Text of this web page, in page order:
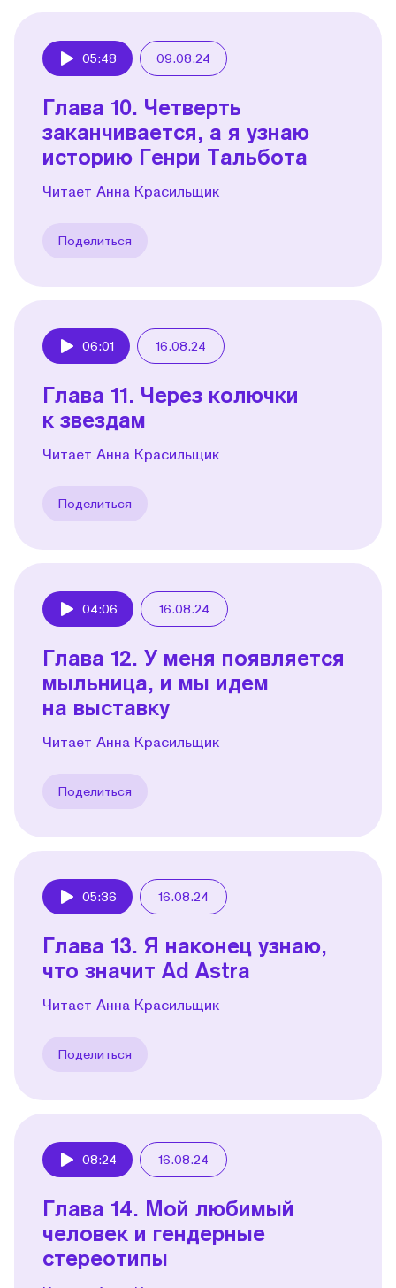
05:48 09.08.24
Глава 10. Четверть
заканчивается, а я узнаю
историю Генри Тальбота
Читает Анна Красильщик
Поделиться
06:01 16.08.24
Глава 11. Через колючки
к звездам
Читает Анна Красильщик
Поделиться
04:06 16.08.24
Глава 12. У меня появляется
мыльница, и мы идем
на выставку
Читает Анна Красильщик
Поделиться
05:36 16.08.24
Глава 13. Я наконец узнаю,
что значит Ad Astra
Читает Анна Красильщик
Поделиться
08:24 16.08.24
Глава 14. Мой любимый
человек и гендерные
стереотипы